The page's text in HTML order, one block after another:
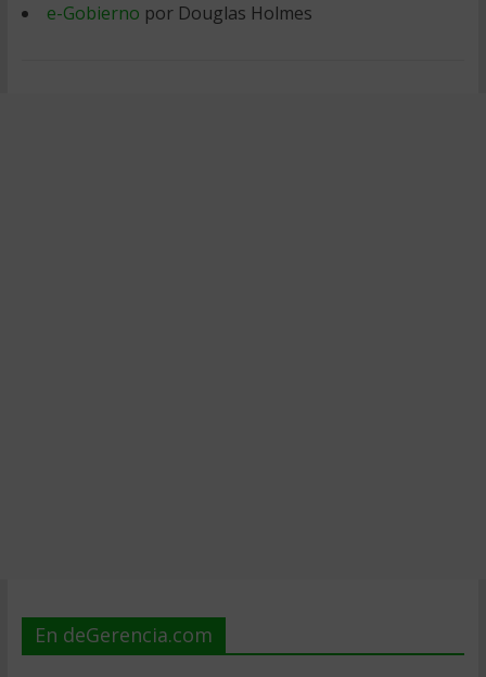
e-Gobierno por Douglas Holmes
En deGerencia.com